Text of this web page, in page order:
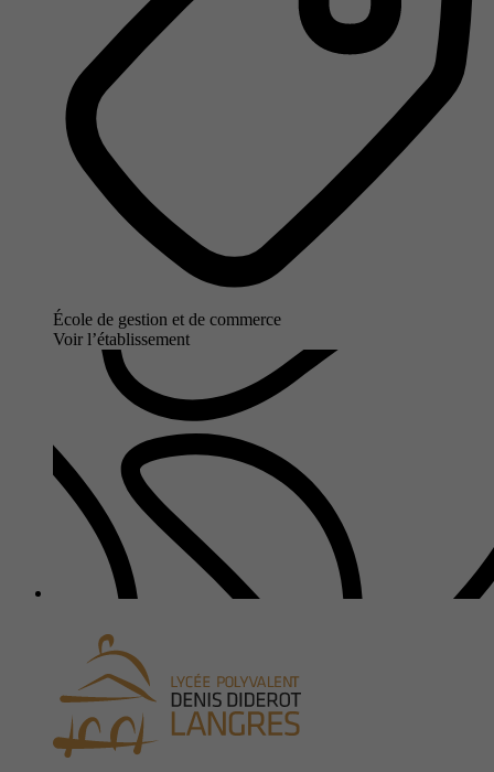
École de gestion et de commerce
Voir l’établissement